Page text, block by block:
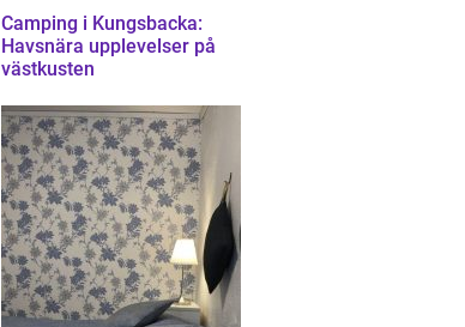
Camping i Kungsbacka:
Havsnära upplevelser på
västkusten